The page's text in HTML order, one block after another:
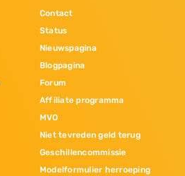
Contact
Status
Nieuwspagina
Blogpagina
Forum
Affiliate programma
MVO
Niet tevreden geld terug
Geschillencommissie
Modelformulier herroeping